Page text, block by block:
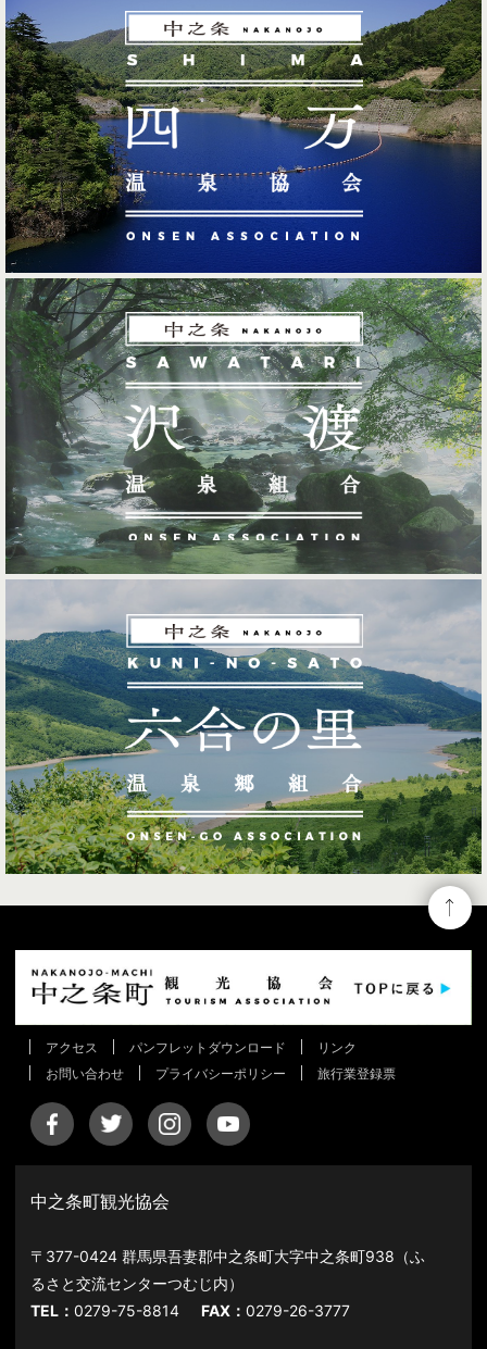
アクセス パンフレットダウンロード
リンク
お問い合わせ
プライバシーポリシー 旅行業登録票
中之条町観光協会
〒377-0424 群馬県吾妻郡中之条町大字中之条町938（ふ
るさと交流センターつむじ内）
TEL：0279-75-8814 FAX：0279-26-3777